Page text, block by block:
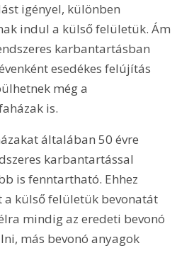
igényel, különben
indul a külső felületük. Ám
karbantartásban
esedékes felújítás
még a
is.
általában 50 évre
karbantartással
is fenntartható. Ehhez
a külső felületük bevonatát
mindig az eredeti bevonó
más bevonó anyagok